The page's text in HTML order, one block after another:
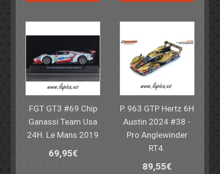
FGT GT3 #69 Chip
Ganassi Team Usa
24H. Le Mans 2019
69,95€
P. 963 GTP Hertz 6H
Austin 2024 #38 -
Pro Anglewinder
RT4.
89,55€